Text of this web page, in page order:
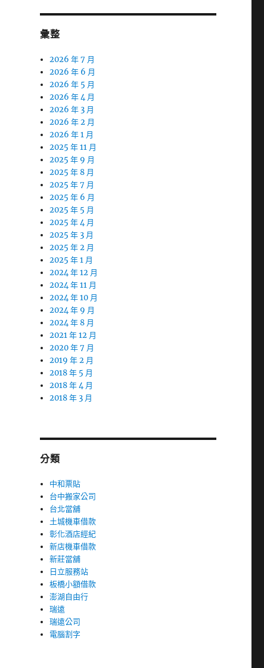
彙整
2026 年 7 月
2026 年 6 月
2026 年 5 月
2026 年 4 月
2026 年 3 月
2026 年 2 月
2026 年 1 月
2025 年 11 月
2025 年 9 月
2025 年 8 月
2025 年 7 月
2025 年 6 月
2025 年 5 月
2025 年 4 月
2025 年 3 月
2025 年 2 月
2025 年 1 月
2024 年 12 月
2024 年 11 月
2024 年 10 月
2024 年 9 月
2024 年 8 月
2021 年 12 月
2020 年 7 月
2019 年 2 月
2018 年 5 月
2018 年 4 月
2018 年 3 月
分類
中和票貼
台中搬家公司
台北當舖
土城機車借款
彰化酒店經紀
新店機車借款
新莊當舖
日立服務站
板橋小額借款
澎湖自由行
瑞遠
瑞遠公司
電腦割字